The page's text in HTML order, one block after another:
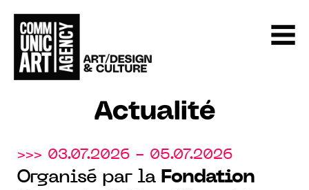
Actualité
>>> 03.07.2026 - 05.07.2026
Organisé par la Fondation